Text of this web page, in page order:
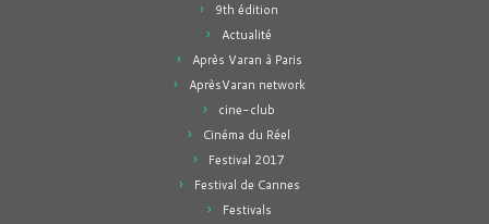
9th édition
Actualité
Après Varan à Paris
AprèsVaran network
cine-club
Cinéma du Réel
Festival 2017
Festival de Cannes
Festivals